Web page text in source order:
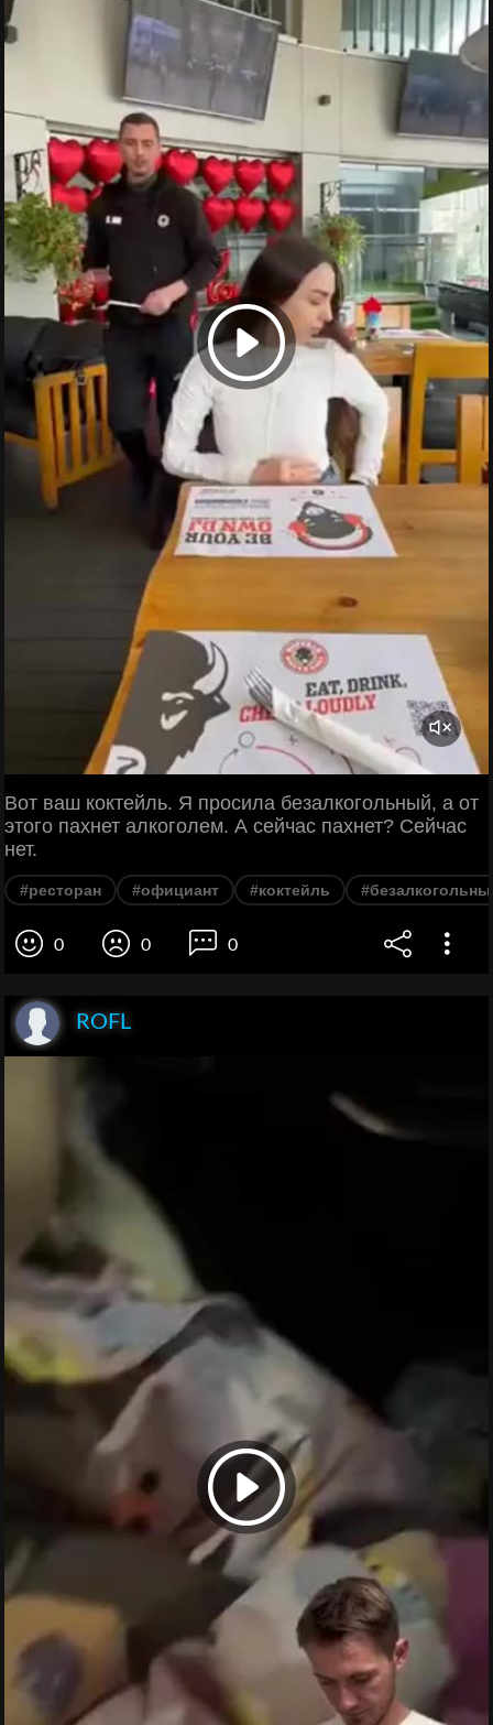
Вот ваш коктейль. Я просила безалкогольный, а от
этого пахнет алкоголем. А сейчас пахнет? Сейчас
нет.
#ресторан #официант #коктейль
0 0 0
ROFL